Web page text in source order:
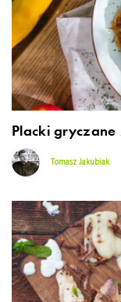
Placki
Tomasz Jakubiak